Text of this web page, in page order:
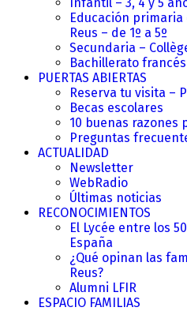
Educación primaria
Reus – de 1º a 5º
Secundaria –
Bachillerato francés
PUERTAS ABIERTAS
Reserva tu visita –
Becas escolares
10 buenas razones
Preguntas
ACTUALIDAD
Newsletter
WebRadio
Últimas noticias
RECONOCIMIENTOS
El Lycée entre los
España
¿Qué opinan las
Reus?
Alumni LFIR
ESPACIO FAMILIAS